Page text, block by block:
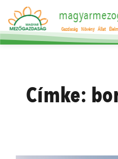
Gazdaság Növény Állat
Címke: